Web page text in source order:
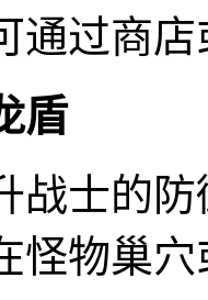
通过商
盾
战士的
怪物巢